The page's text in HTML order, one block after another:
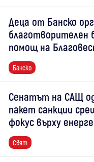
Деца от Банско
благотворителен
помощ на
Банско
Сенатът на САЩ
пакет санкции
фокус върху
Свят